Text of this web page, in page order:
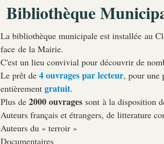
Bibliothèque
La bibliothèque municipale est installée au
face de la Mairie.
C'est un lieu convivial pour découvrir de
Le prêt de 4 ouvrages par lecteur, pour une
entièrement gratuit.
Plus de 2000 ouvrages sont à la disposition
Auteurs français et étrangers, de litterature
Auteurs du « terroir »
Documentaires